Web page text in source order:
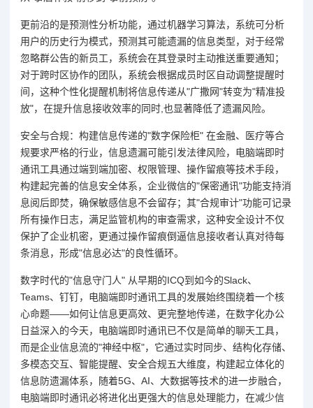
更前沿的是预测性分析功能，通过机器学习算法，系统可分析
用户的历史行为模式，预测其可能遗漏的信息类型，对于经常
忽略群公告的新员工，系统会在其登录时主动推送重要通知；
对于跨时区协作的团队，系统会根据成员时区自动调整提醒时
间，这种个性化提醒机制将信息传递从"广撒网"转变为"精准投
放"，在提升信息接收效率的同时,也显著降低了遗漏风险。
安全与合规：构建信息传递的"数字保险柜" 在金融、医疗等合
规要求严格的行业，信息遗漏可能引发法律风险，电脑端即时
通讯工具通过端到端加密、权限管理、操作留痕等技术手段，
构建起完善的信息安全体系，企业微信的"保密通讯"功能支持消
息阅后即焚，确保敏感信息不会留存；其"合规审计"功能可记录
所有操作日志，满足监管机构的审查需求，这种安全设计不仅
保护了企业机密，更通过操作留痕倒逼信息接收者认真对待每
条消息，形成"信息必达"的良性循环。
数字时代的"信息守门人" 从早期的ICQ到如今的Slack、
Teams、钉钉，电脑端即时通讯工具的发展始终围绕着一个核
心命题——如何让信息更高效、更完整地传递，在数字化办公
日益深入的今天，电脑端即时通讯已不仅是简单的聊天工具，
而是企业信息流的"神经中枢"，它通过实时同步、结构化存储、
多模态交互、智能提醒、安全合规五大维度，构建起立体化的
信息防遗漏体系，随着5G、AI、大数据等技术的进一步融合，
电脑端即时通讯必将进化出更强大的信息处理能力，在减少信